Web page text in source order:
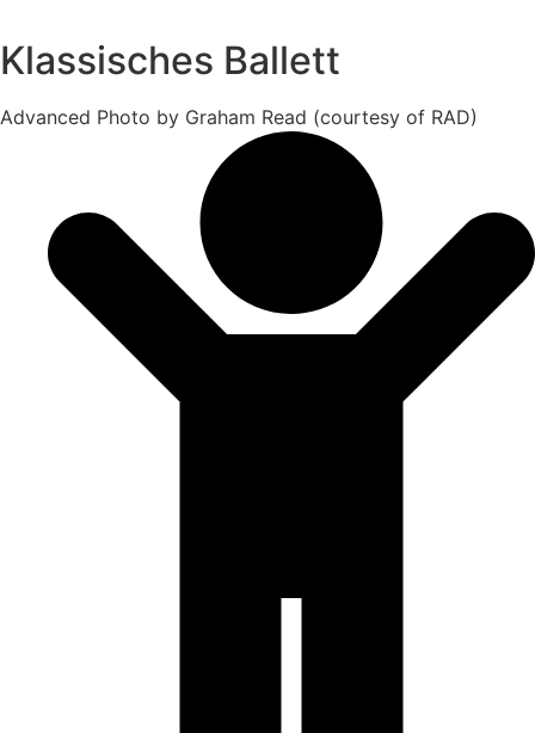
Klassisches Ballett
Advanced Photo by Graham Read (courtesy of RAD)